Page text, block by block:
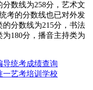
数线为258分，艺术文
考的分数线也已对外发
分数线为215分，书法
180分，播音主持类为
导统考成绩查询
一艺考培训学校